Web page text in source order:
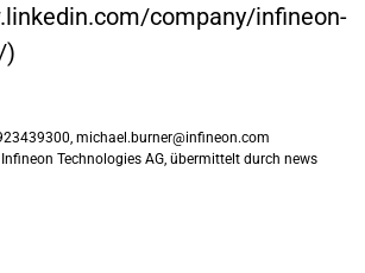
company/infineon-
)
michael.burner@infineon.com
Technologies AG, übermittelt durch news